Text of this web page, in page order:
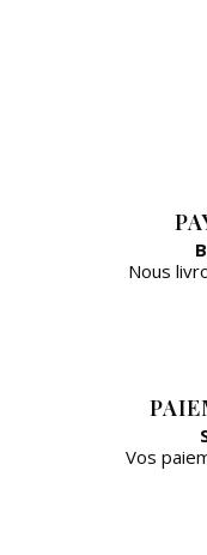
Nous
Vos